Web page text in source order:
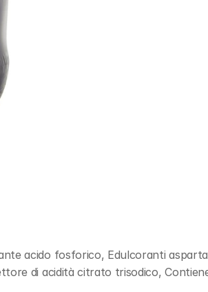
acido fosforico, Edulcoranti
di acidità citrato trisodico,